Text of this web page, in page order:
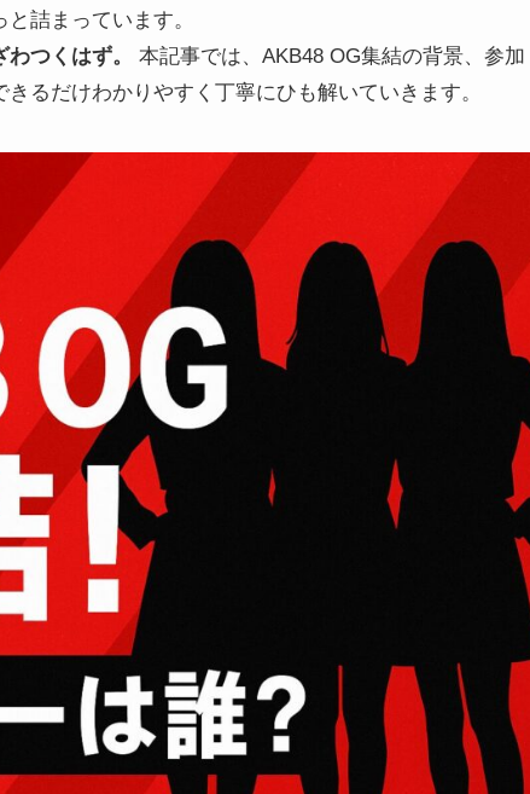
詰まっています。
つくはず。
本記事では、AKB48 OG集結の背景、参加
るだけわかりやすく丁寧にひも解いていきます。